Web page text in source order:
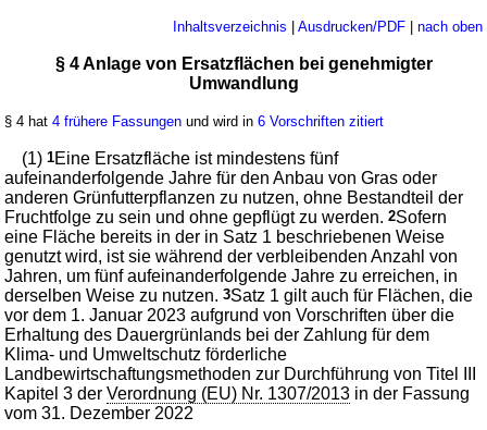
Inhaltsverzeichnis Ausdrucken/PDF| nach oben
§ 4 Anlage von Ersatzflächen bei genehmigter
Umwandlung
§ 4 hat4 frühere Fassungen und wird in6 Vorschriften zitiert
(1)1Eine Ersatzfläche ist mindestens fünf
aufeinanderfolgende Jahre für den Anbau von Gras oder
anderen Grünfutterpflanzen zu nutzen, ohne Bestandteil der
Fruchtfolge zu sein und ohne gepflügt zu werden.2Sofern
eine Fläche bereits in der in Satz 1 beschriebenen Weise
genutzt wird, ist sie während der verbleibenden Anzahl von
Jahren, um fünf aufeinanderfolgende Jahre zu erreichen, in
derselben Weise zu nutzen.3Satz 1 gilt auch für Flächen, die
vor dem 1. Januar 2023 aufgrund von Vorschriften über die
Erhaltung des Dauergrünlands bei der Zahlung für dem
Klima- und Umweltschutz förderliche
Landbewirtschaftungsmethoden zur Durchführung von Titel III
Kapitel 3 derVerordnung (EU) Nr. 1307/2013 in der Fassung
vom 31. Dezember 2022